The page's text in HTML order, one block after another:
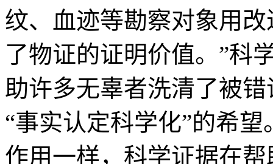
纹、血迹等勘察对象用
了物证的证明价值。”科
助许多无辜者洗清了被
“事实认定科学化”的希
作用一样，科学证据在